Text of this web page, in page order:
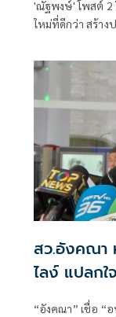
'ณัฐพงษ์' โพสต์ 2
ใหม่ที่ดีกว่า สร้าง
สว.อังคณา
ไลง์ แปลก
กลับเงียบ
“อังคณา” เชื่อ “